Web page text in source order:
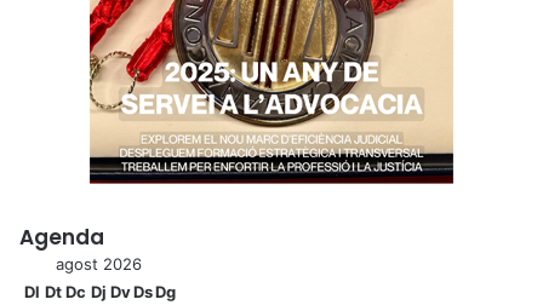
Agenda
agost 2026
Dl DtDc Dj DvDsDg